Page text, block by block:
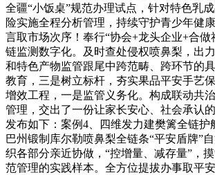
全疆“小饭桌”规范办理试点，针对特色乳
险实施全程分析管理，持续守护青少年健
言取市场次序！奉行“协会+龙头企业+合做
链监测数字化。及时查处侵权喷鼻梨，出
和特色产物监管跟尾中跨范畴、跨环节的
教育，三是树立标杆，夯实果品平安手艺
增效工程，一是监管义务化。构成联动共
管理，交出了一份让家长安心、社会承认
发布如下：案例4、四维发力建樊篱全链
巴州锻制库尔勒喷鼻梨全链条“平安盾牌”
织各部分亲近协做，“控增量、减存量”，
范管理的实践样本。全方位提拔办事取平